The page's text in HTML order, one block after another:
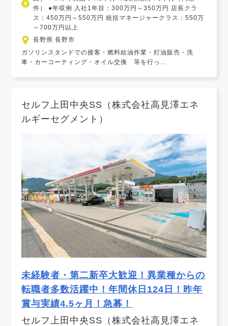
件） ●年収例 入社1年目：300万円～350万円 店長クラ
ス：450万円～550万円 統括マネージャークラス：550万
～700万円以上
長野県 長野市
ガソリンスタンドでの接客・燃料給油作業・灯油販売・洗
車・カーコーティング・オイル交換 等を行っ...
セルフ上田中央SS（株式会社高見澤エネ
ルギーセグメント）
未経験者・第二新卒大歓迎！異業種からの
転職者多数活躍中！年間休日124日！昨年
賞与実績4.5ヶ月！急募！
セルフ上田中央SS（株式会社高見澤エネ